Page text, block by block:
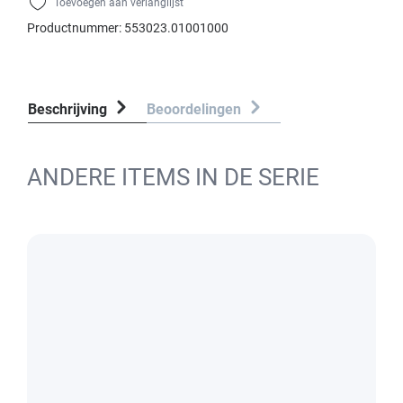
Toevoegen aan verlanglijst
Productnummer: 553023.01001000
Beschrijving Beoordelingen
ANDERE ITEMS IN DE SERIE